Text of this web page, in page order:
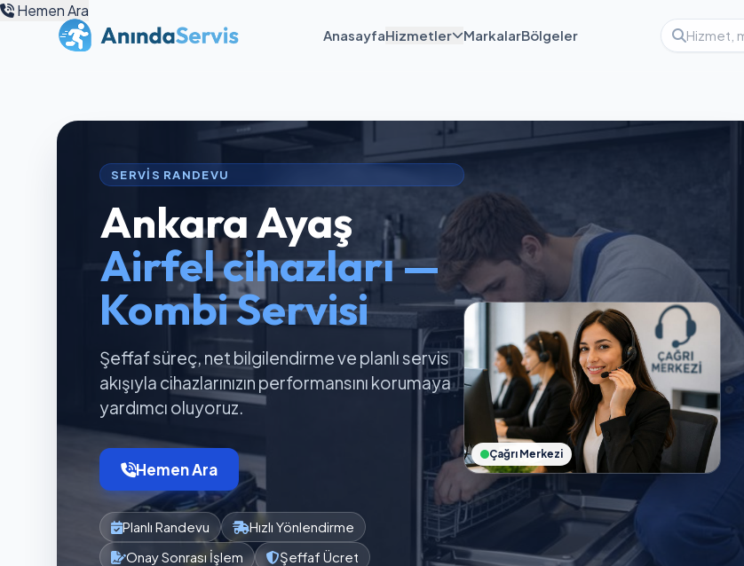
AnasayfaHizmetler MarkalarBölgeler
Hemen Ara
SERVIS RANDEVU
Ankara Ayaş
Airfel cihazları —
Kombi Servisi
Şeffaf süreç, net bilgilendirme ve planlı servis
akışıyla cihazlarınızın performansını korumaya
yardımcı oluyoruz.
Hemen Ara
Planlı Randevu
Hızlı Yönlendirme
Onay Sonrası İşlem
Şeffaf Ücret
Çağrı Merkezi